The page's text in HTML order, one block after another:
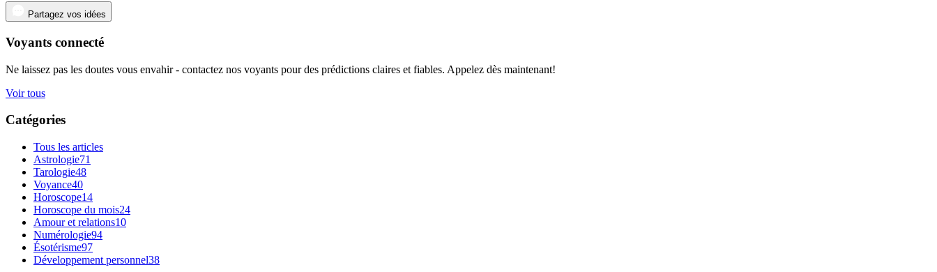
Partagez vos idées
Voyants connecté
Ne laissez pas les doutes vous envahir - contactez nos voyants pour des prédictions claires et fiables. Appelez dès maintenant!
Voir tous
Catégories
Tous les articles
Astrologie71
Tarologie48
Voyance40
Horoscope14
Horoscope du mois24
Amour et relations10
Numérologie94
Ésotérisme97
Développement personnel38